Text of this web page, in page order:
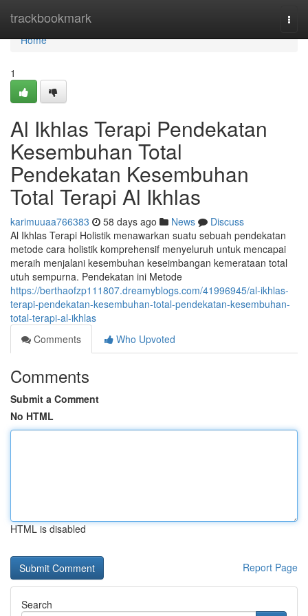
trackbookmark
Home
Home
1
Al Ikhlas Terapi Pendekatan
Kesembuhan Total
Pendekatan Kesembuhan
Total Terapi Al Ikhlas
karimuuaa766383 58 days ago News
Discuss
Al Ikhlas Terapi Holistik menawarkan suatu sebuah pendekatan
metode cara holistik komprehensif menyeluruh untuk mencapai
meraih menjalani kesembuhan keseimbangan kemerataan total
utuh sempurna. Pendekatan ini Metode
https://berthaofzp111807.dreamyblogs.com/41996945/al-ikhlas-
terapi-pendekatan-kesembuhan-total-pendekatan-kesembuhan-
total-terapi-al-ikhlas
Comments
Who Upvoted
Comments
Submit a Comment
No HTML
HTML is disabled
Report Page
Search